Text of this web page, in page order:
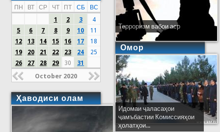
ПН ВТ СР ЧТ ПТ СБ
ВС
1
2 3
4
5
6 7 8 9 10
11
12
13 14 15 16 17
18
19
20 21 22 23 24
25
26
27 28 29 30 31
October 2020
Ҳаводиси олам
Терроризм вабои аср
Омор
Идомаи ҷаласаҳои
ҷамъбастии Комиссияҳои
ҳолатҳои...